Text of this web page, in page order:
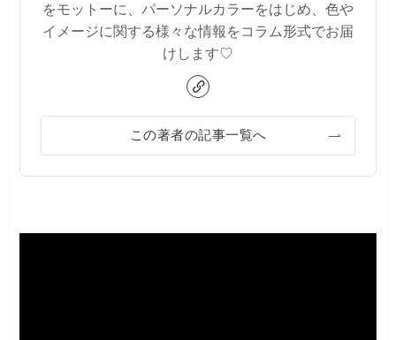
をモットーに、パーソナルカラーをはじめ、色や
イメージに関する様々な情報をコラム形式でお届
けします♡
この著者の記事一覧へ